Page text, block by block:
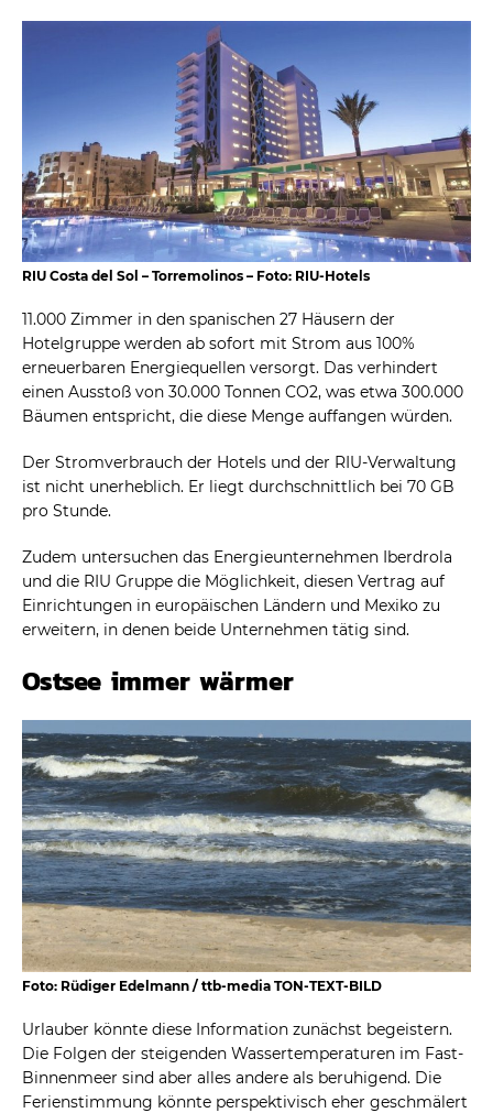
RIU Costa del Sol – Torremolinos – Foto: RIU-Hotels
11.000 Zimmer in den spanischen 27 Häusern der
Hotelgruppe werden ab sofort mit Strom aus 100%
erneuerbaren Energiequellen versorgt. Das verhindert
einen Ausstoß von 30.000 Tonnen CO2, was etwa 300.000
Bäumen entspricht, die diese Menge auffangen würden.
Der Stromverbrauch der Hotels und der RIU-Verwaltung
ist nicht unerheblich. Er liegt durchschnittlich bei 70 GB
pro Stunde.
Zudem untersuchen das Energieunternehmen Iberdrola
und die RIU Gruppe die Möglichkeit, diesen Vertrag auf
Einrichtungen in europäischen Ländern und Mexiko zu
erweitern, in denen beide Unternehmen tätig sind.
Ostsee immer wärmer
Foto: Rüdiger Edelmann / ttb-media TON-TEXT-BILD
Urlauber könnte diese Information zunächst begeistern.
Die Folgen der steigenden Wassertemperaturen im Fast-
Binnenmeer sind aber alles andere als beruhigend. Die
Ferienstimmung könnte perspektivisch eher geschmälert